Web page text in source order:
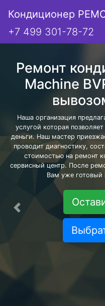
Кондиционер
+7 499 301-78-72
Ремонт
Machine
Наша организация
услугой которая
деньги. Наш мастер
проводит диагностику,
стоимостью на ремонт
сервисный центр. После
Вам уже готовый
Предыдущая